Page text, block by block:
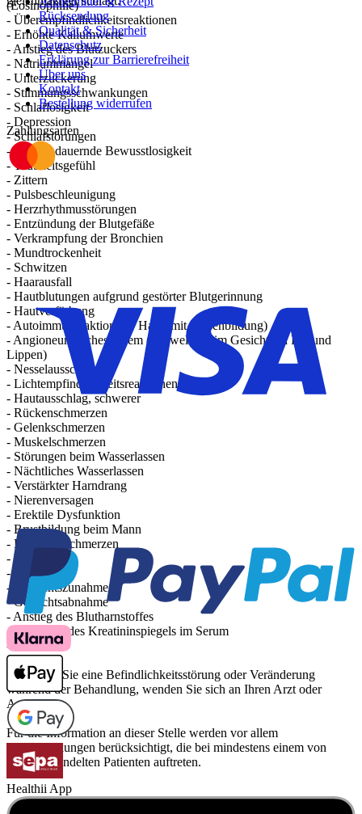
(Eosinophilie)
- Überempfindlichkeitsreaktionen
- Erhöhte Kaliumwerte
- Anstieg des Blutzuckers
- Natriummangel
- Unterzuckerung
- Stimmungsschwankungen
- Schlaflosigkeit
- Depression
- Schlafstörungen
- Kurz andauernde Bewusstlosigkeit
- Taubheitsgefühl
- Zittern
- Pulsbeschleunigung
- Herzrhythmusstörungen
- Entzündung der Blutgefäße
- Verkrampfung der Bronchien
- Mundtrockenheit
- Schwitzen
- Haarausfall
- Hautblutungen aufgrund gestörter Blutgerinnung
- Hautverfärbung
- Autoimmunreaktion der Haut (mit Blasenbildung)
- Angioneurotisches Ödem (Schwellung im Gesicht, an Lid und
Lippen)
- Nesselausschlag
- Lichtempfindlichkeitsreaktionen
- Hautausschlag, schwerer
- Rückenschmerzen
- Gelenkschmerzen
- Muskelschmerzen
- Störungen beim Wasserlassen
- Nächtliches Wasserlassen
- Verstärkter Harndrang
- Nierenversagen
- Erektile Dysfunktion
- Brustbildung beim Mann
- Brustkorbschmerzen
- Unwohlsein
- Schmerzen
- Gewichtszunahme
- Gewichtsabnahme
- Anstieg des Blutharnstoffes
- Erhöhung des Kreatininspiegels im Serum
- Stürze
Bemerken Sie eine Befindlichkeitsstörung oder Veränderung
während der Behandlung, wenden Sie sich an Ihren Arzt oder
Apotheker.
Für die Information an dieser Stelle werden vor allem
Nebenwirkungen berücksichtigt, die bei mindestens einem von
1.000 behandelten Patienten auftreten.
Rücksendung
Qualität & Sicherheit
Datenschutz
Erklärung zur Barrierefreiheit
Über uns
Kontakt
Bestellung widerrufen
Zahlungsarten
Healthii App